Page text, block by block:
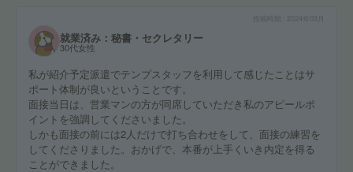
2024年03月
就業済み：秘書・セクレタリー
30代女性
私が紹介予定派遣でテンプスタッフを利用して感じたことはサ
ポート体制が良いということです。
面接当日は、営業マンの方が同席していただき私のアピールポ
イントを強調してくださいました。
しかも面接の前には2人だけで打ち合わせをして、面接の練習を
してくださりました。おかげで、本番が上手くいき内定を得る
ことができました。